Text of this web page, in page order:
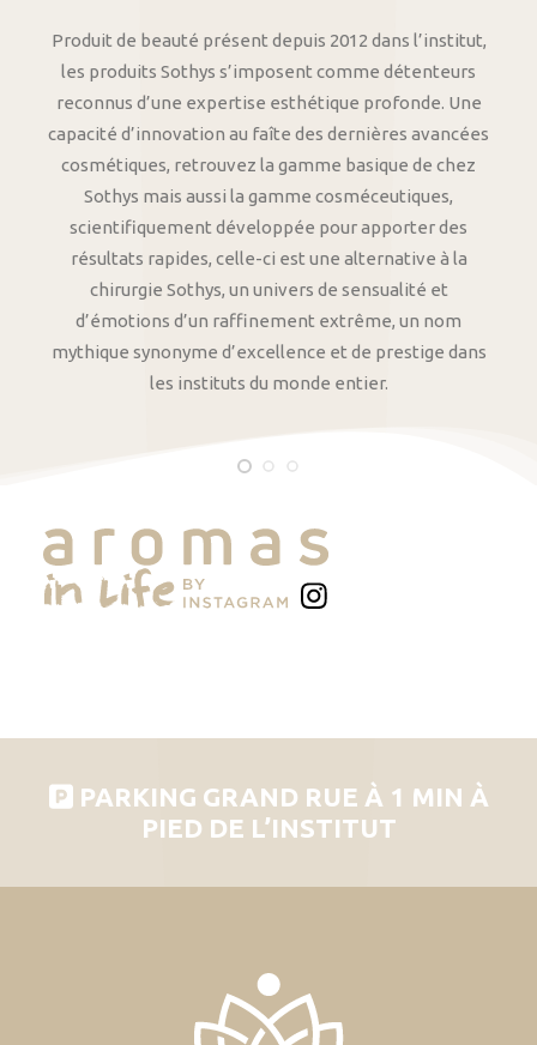
Produit de beauté présent depuis 2012 dans l’institut,
les produits Sothys s’imposent comme détenteurs
reconnus d’une expertise esthétique profonde. Une
capacité d’innovation au faîte des dernières avancées
cosmétiques, retrouvez la gamme basique de chez
Sothys mais aussi la gamme cosméceutiques,
scientifiquement développée pour apporter des
résultats rapides, celle-ci est une alternative à la
chirurgie Sothys, un univers de sensualité et
d’émotions d’un raffinement extrême, un nom
mythique synonyme d’excellence et de prestige dans
les instituts du monde entier.
PARKING GRAND RUE À 1 MIN À
PIED DE L’INSTITUT